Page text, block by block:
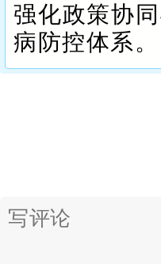
强化政策协
病防控体系。